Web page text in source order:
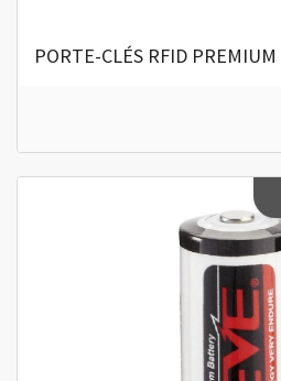
PORTE-CLÉS RFID PREMIUM